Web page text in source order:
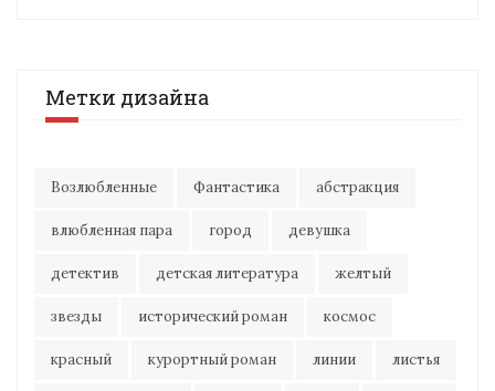
Метки дизайна
Возлюбленные Фантастика абстракция
влюбленная пара город девушка
детектив детская литература желтый
звезды исторический роман космос
красный курортный роман линии листья